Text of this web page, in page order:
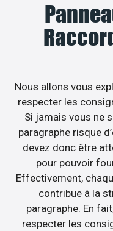
Nous allons vous
respecter les
Si jamais vous ne
paragraphe risque
devez donc être
pour pouvoir
Effectivement,
contribue à la
paragraphe. En
respecter les